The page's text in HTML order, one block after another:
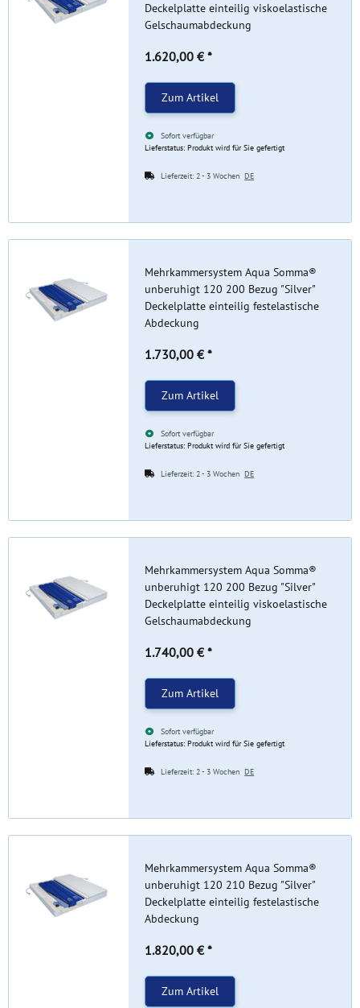
Deckelplatte einteilig viskoelastische
Gelschaumabdeckung
1.620,00 € *
Zum Artikel
Sofort verfügbar
Lieferstatus: Produkt wird für Sie gefertigt
Lieferzeit:2 - 3 WochenDE
Mehrkammersystem Aqua Somma®
unberuhigt 120 200 Bezug "Silver"
Deckelplatte einteilig festelastische
Abdeckung
1.730,00 € *
Zum Artikel
Sofort verfügbar
Lieferstatus: Produkt wird für Sie gefertigt
Lieferzeit:2 - 3 WochenDE
Mehrkammersystem Aqua Somma®
unberuhigt 120 200 Bezug "Silver"
Deckelplatte einteilig viskoelastische
Gelschaumabdeckung
1.740,00 € *
Zum Artikel
Sofort verfügbar
Lieferstatus: Produkt wird für Sie gefertigt
Lieferzeit:2 - 3 WochenDE
Mehrkammersystem Aqua Somma®
unberuhigt 120 210 Bezug "Silver"
Deckelplatte einteilig festelastische
Abdeckung
1.820,00 € *
Zum Artikel